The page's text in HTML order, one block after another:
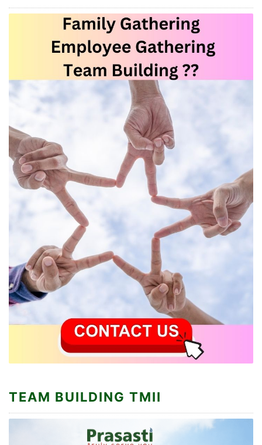
TEAM BUILDING TMII